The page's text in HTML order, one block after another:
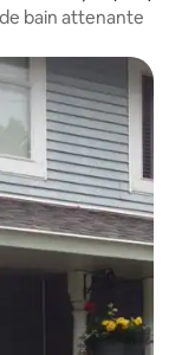
bain attenante